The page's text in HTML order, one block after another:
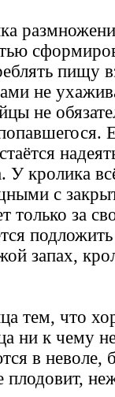
пищу
не
не
У кролика
с
только за
запах,
тем, что
ни к чему
в неволе,